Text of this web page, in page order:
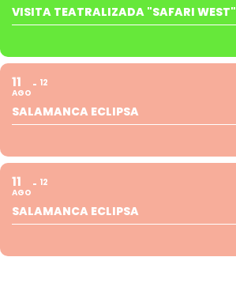
VISITA TEATRALIZADA "SAFARI WEST"
11
AGO
12
SALAMANCA ECLIPSA
11
AGO
12
SALAMANCA ECLIPSA